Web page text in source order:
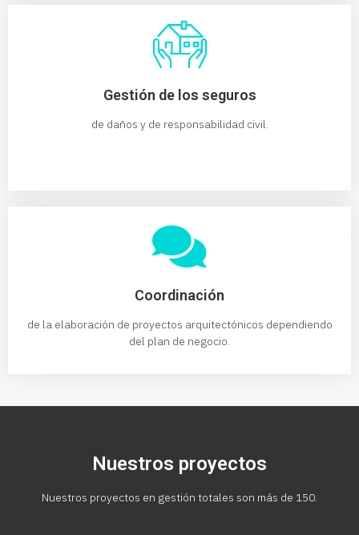
Gestión de los seguros
de daños y de responsabilidad civil.
Coordinación
de la elaboración de proyectos arquitectónicos dependiendo
del plan de negocio.
Nuestros proyectos
Nuestros proyectos en gestión totales son más de 150.